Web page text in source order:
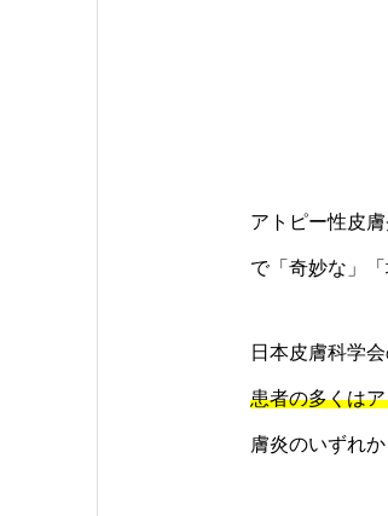
アトピー性皮膚
で「奇妙な」
日本皮膚科学
患者の多くは
膚炎のいずれ